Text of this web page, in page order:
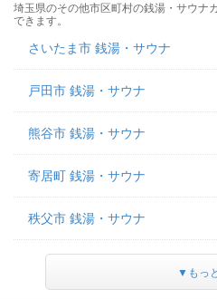
埼玉県のその他市区町村の銭湯・サウナ
できます。
さいたま市 銭湯・サウナ
戸田市 銭湯・サウナ
熊谷市 銭湯・サウナ
寄居町 銭湯・サウナ
秩父市 銭湯・サウナ
▼もっ